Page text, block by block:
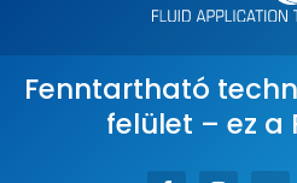
Fenntartható
felület – ez a